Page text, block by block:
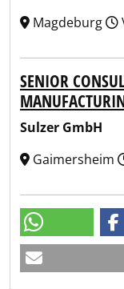
Magdeburg
SENIOR
Sulzer GmbH
Gaimersheim